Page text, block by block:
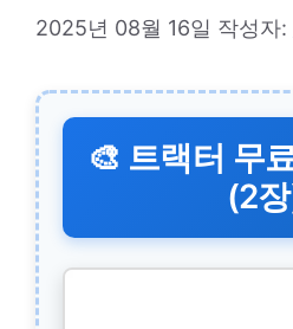
2025년 08월 16일 작성자:
🎨 트랙터 무
(2